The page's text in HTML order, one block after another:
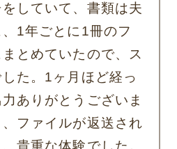
していて、書類は夫
1年ごとに1冊のフ
まとめていたので、ス
た。1ヶ月ほど経っ
ありがとうございま
、ファイルが返送され
貴重な体験でした。